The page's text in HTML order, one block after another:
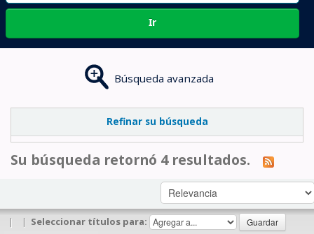
Ir
Búsqueda avanzada
Refinar su búsqueda
Su búsqueda retornó 4 resultados.
| | Seleccionar títulos para: